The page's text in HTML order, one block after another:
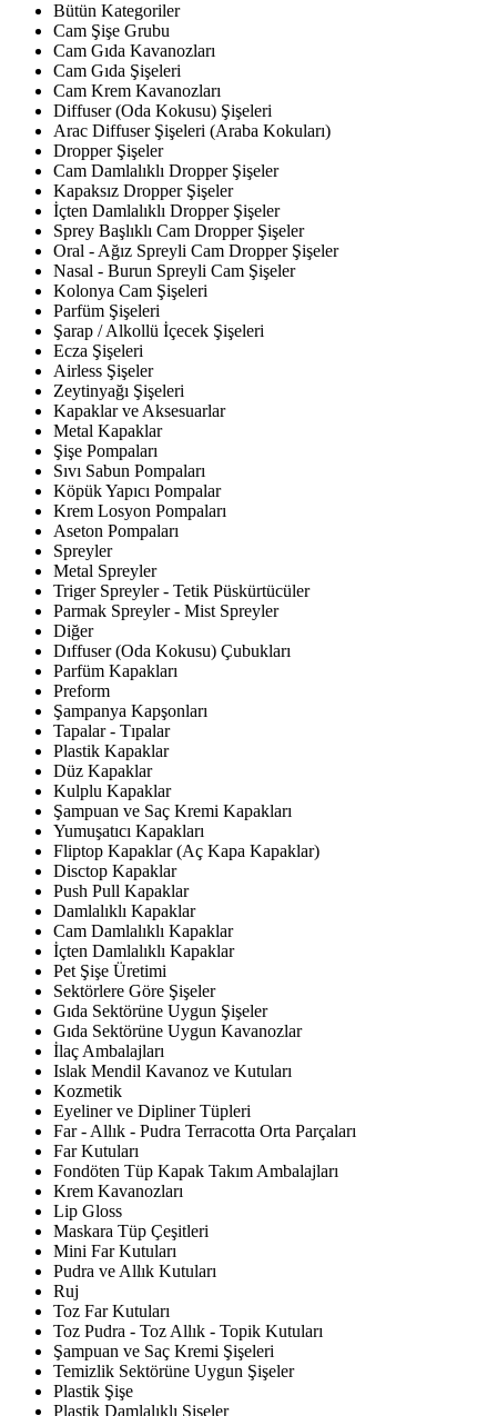
Bütün Kategoriler
Cam Şişe Grubu
Cam Gıda Kavanozları
Cam Gıda Şişeleri
Cam Krem Kavanozları
Diffuser (Oda Kokusu) Şişeleri
Arac Diffuser Şişeleri (Araba Kokuları)
Dropper Şişeler
Cam Damlalıklı Dropper Şişeler
Kapaksız Dropper Şişeler
İçten Damlalıklı Dropper Şişeler
Sprey Başlıklı Cam Dropper Şişeler
Oral - Ağız Spreyli Cam Dropper Şişeler
Nasal - Burun Spreyli Cam Şişeler
Kolonya Cam Şişeleri
Parfüm Şişeleri
Şarap / Alkollü İçecek Şişeleri
Ecza Şişeleri
Airless Şişeler
Zeytinyağı Şişeleri
Kapaklar ve Aksesuarlar
Metal Kapaklar
Şişe Pompaları
Sıvı Sabun Pompaları
Köpük Yapıcı Pompalar
Krem Losyon Pompaları
Aseton Pompaları
Spreyler
Metal Spreyler
Triger Spreyler - Tetik Püskürtücüler
Parmak Spreyler - Mist Spreyler
Diğer
Dıffuser (Oda Kokusu) Çubukları
Parfüm Kapakları
Preform
Şampanya Kapşonları
Tapalar - Tıpalar
Plastik Kapaklar
Düz Kapaklar
Kulplu Kapaklar
Şampuan ve Saç Kremi Kapakları
Yumuşatıcı Kapakları
Fliptop Kapaklar (Aç Kapa Kapaklar)
Disctop Kapaklar
Push Pull Kapaklar
Damlalıklı Kapaklar
Cam Damlalıklı Kapaklar
İçten Damlalıklı Kapaklar
Pet Şişe Üretimi
Sektörlere Göre Şişeler
Gıda Sektörüne Uygun Şişeler
Gıda Sektörüne Uygun Kavanozlar
İlaç Ambalajları
Islak Mendil Kavanoz ve Kutuları
Kozmetik
Eyeliner ve Dipliner Tüpleri
Far - Allık - Pudra Terracotta Orta Parçaları
Far Kutuları
Fondöten Tüp Kapak Takım Ambalajları
Krem Kavanozları
Lip Gloss
Maskara Tüp Çeşitleri
Mini Far Kutuları
Pudra ve Allık Kutuları
Ruj
Toz Far Kutuları
Toz Pudra - Toz Allık - Topik Kutuları
Şampuan ve Saç Kremi Şişeleri
Temizlik Sektörüne Uygun Şişeler
Plastik Şişe
Plastik Damlalıklı Şişeler